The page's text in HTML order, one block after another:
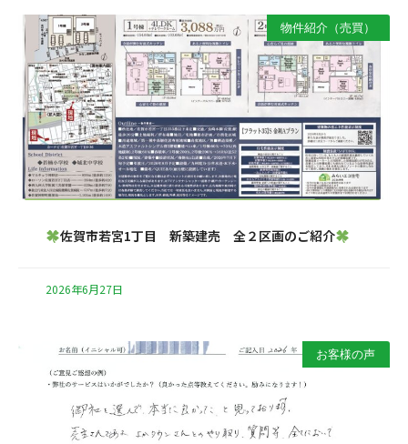
物件紹介（売買）
佐賀市若宮1丁目 新築建売 全２区画のご紹介
2026年6月27日
お客様の声